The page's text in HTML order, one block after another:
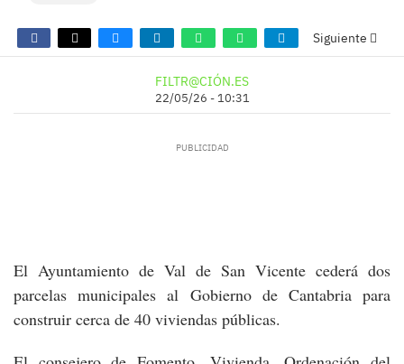
Siguiente
FILTR@CIÓN.ES
22/05/26 - 10:31
El Ayuntamiento de Val de San Vicente cederá dos
parcelas municipales al Gobierno de Cantabria para
construir cerca de 40 viviendas públicas.